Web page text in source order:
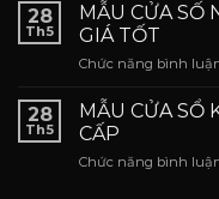
28
Th5
MẪU CỬA SỐ
GIÁ TỐT
Chức năng bình
28
Th5
MẪU CỬA SỔ
CẤP
Chức năng bình